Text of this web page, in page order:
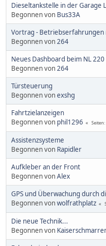
Dieseltankstelle in der Garage
Begonnen von Bus33A
Vortrag - Betriebserfahrungen
Begonnen von 264
Neues Dashboard beim NL 220
Begonnen von 264
Türsteuerung
Begonnen vonexshg
Fahrtzielanzeigen
Begonnen von phil1296 Seiten
Assistenzsysteme
Begonnen von Rapidler
Aufkleber an der Front
Begonnen vonAlex
GPS und Überwachung durch
Begonnen vonwolfrathplatz
Die neue Technik...
Begonnen von